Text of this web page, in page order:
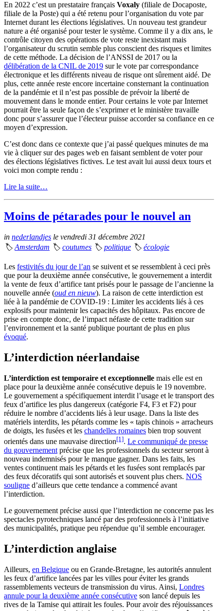
En 2022 c’est un prestataire français Voxaly (filiale de Docaposte,
filiale de la Poste) qui a été retenu pour l’organisation du vote par
Internet durant les élections législatives. Un nouveau test grandeur
nature a été organisé pour tester le système. Comme il y a dix ans, le
contrôle citoyen des opérations de vote reste inexistant mais
l’organisateur du scrutin semble plus conscient des risques et limites
de cette méthode. La décision de l’ANSSI de 2017 ou la
délibération de la CNIL de 2019 sur le vote par correspondance
électronique et les différents niveau de risque ont sûrement aidé. De
plus, cette année reste encore incertaine consternant la continuation
de la pandémie et il n’est pas possible de prévoir la liberté de
mouvement dans le monde entier. Pour certains le vote par Internet
pourrait être la seule façon de s’exprimer et le ministère travaille
donc pour s’assurer que l’électeur puisse accorder sa confiance en ce
moyen d’expression.
C’est donc dans ce contexte que j’ai passé quelques minutes de ma
vie à cliquer sur des pages web en faisant semblent de voter pour
des élections législatives fictives. Le test avait lui aussi deux tours et
voici mon compte rendu :
Lire la suite…
Moins de pétarades pour le nouvel an
in nederlandjes le vendredi 31 décembre 2021
🏷 Amsterdam 🏷 coutumes 🏷 politique 🏷 écologie
Les festivités du jour de l’an se suivent et se ressemblent à ceci près
que pour la deuxième année consécutive, le gouvernement a interdit
la vente de feux d’artifice tant prisés pour le passage de l’ancienne la
nouvelle année (oud en nieuw). La raison de cette interdiction est
liée à la pandémie de COVID-19 : Limiter les accidents liés à ces
explosifs pour maintenir les capacités des hôpitaux. Pas encore de
prise en compte donc, de l’impact néfaste de cette tradition sur
l’environnement et la santé publique pourtant de plus en plus
évoqué.
L’interdiction néerlandaise
L’interdiction est temporaire et exceptionnelle mais elle est en
place pour la deuxième année consécutive depuis le 19 novembre.
Le gouvernement a spécifiquement interdit l’usage et le transport des
feux d’artifice les plus dangereux (catégorie F4, F3 et F2) pour
réduire le nombre d’accidents liés à leur usage. Dans la liste des
matériels interdits, les pétards comme les « tapis chinois » arracheurs
de doigts, les fusées et les chandelles romaines bien trop souvent
orientés dans une mauvaise direction[1]. Le communiqué de presse
du gouvernement précise que les professionnels du secteur seront à
nouveau indemnisés pour le manque gagner. Dans les faits, les
ventes continuent mais les pétards et les fusées sont remplacés par
des feux décoratifs qui sont autorisés et souvent plus chers. NOS
souligne d’ailleurs que cette tendance a commencé avant
l’interdiction.
Le gouvernement précise aussi que l’interdiction ne concerne pas les
spectacles pyrotechniques lancé par des professionnels à l’initiative
des municipalités, pratique peu répendue qu’il semble encourager.
L’interdiction anglaise
Ailleurs, en Belgique ou en Grande-Bretagne, les autorités annulent
les feux d’artifice lancées par les villes pour éviter les grands
rassemblements vecteurs de transmission du virus. Ainsi, Londres
annule pour la deuxième année consécutive son lancé depuis les
rives de la Tamise qui attirait les foules. Pour avoir des réjouissances